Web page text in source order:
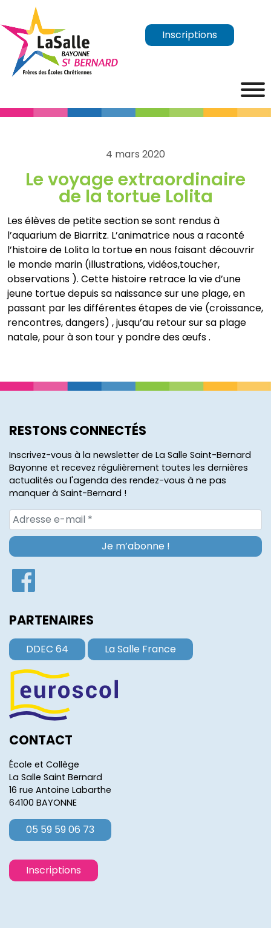
Inscriptions
4 mars 2020
Le voyage extraordinaire
de la tortue Lolita
Les élèves de petite section se sont rendus à
l’aquarium de Biarritz. L’animatrice nous a raconté
l’histoire de Lolita la tortue en nous faisant découvrir
le monde marin (illustrations, vidéos,toucher,
observations ). Cette histoire retrace la vie d’une
jeune tortue depuis sa naissance sur une plage, en
passant par les différentes étapes de vie (croissance,
rencontres, dangers) , jusqu’au retour sur sa plage
natale, pour à son tour y pondre des œufs .
RESTONS CONNECTÉS
Inscrivez-vous à la newsletter de La Salle Saint-Bernard
Bayonne et recevez régulièrement toutes les dernières
actualités ou l'agenda des rendez-vous à ne pas
manquer à Saint-Bernard !
PARTENAIRES
DDEC 64 La Salle France
CONTACT
École et Collège
La Salle Saint Bernard
16 rue Antoine Labarthe
64100 BAYONNE
05 59 59 06 73
Inscriptions